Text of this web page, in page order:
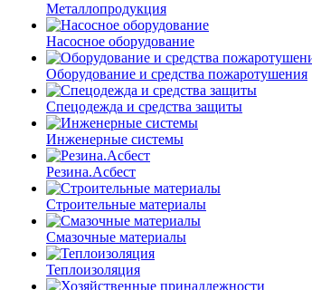
Металлопродукция
Насосное оборудование
Оборудование и средства пожаротушения
Спецодежда и средства защиты
Инженерные системы
Резина.Асбест
Строительные материалы
Смазочные материалы
Теплоизоляция